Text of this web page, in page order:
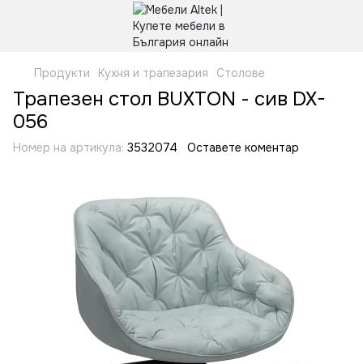
Продукти Кухня и трапезария Столове
Трапезен стол BUXTON - сив DX-
056
Номер на артикула: 3532074 Оставете коментар